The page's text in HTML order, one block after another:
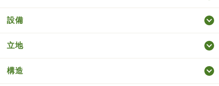
設備
立地
構造